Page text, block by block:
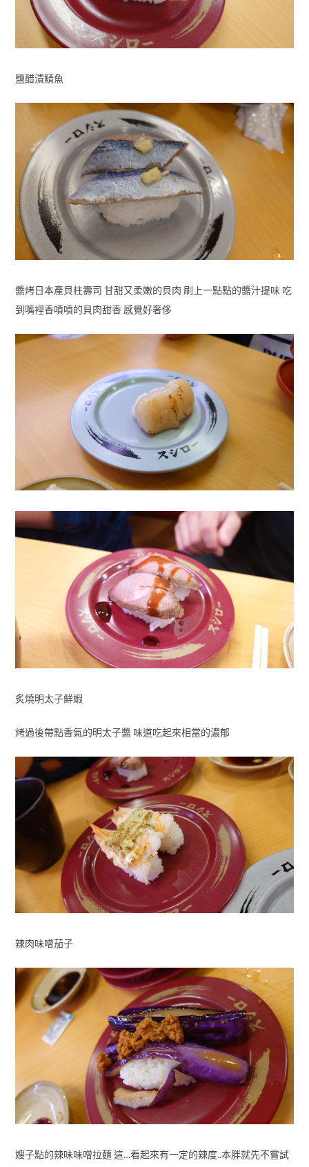
鹽醋漬鯖魚
醬烤日本產貝柱壽司 甘甜又柔嫩的貝肉 刷上一點點的醬汁提味 吃
到嘴裡香噴噴的貝肉甜香 感覺好奢侈
炙燒明太子鮮蝦
烤過後帶點香氣的明太子醬 味道吃起來相當的濃郁
辣肉味噌茄子
嫂子點的辣味味噌拉麵 這…看起來有一定的辣度..本胖就先不嘗試